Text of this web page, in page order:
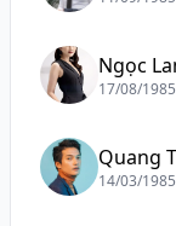
Ngọc
17/08/1985
Quang
14/03/1985